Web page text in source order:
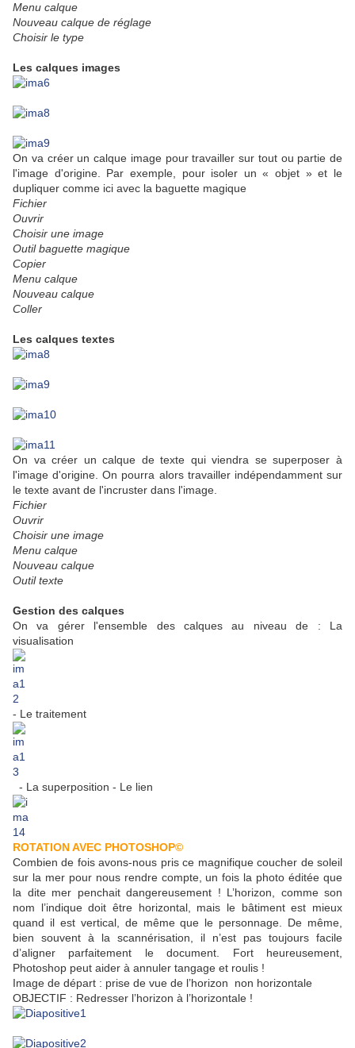
Menu calque
Nouveau calque de réglage
Choisir le type
Les calques images
On va créer un calque image pour travailler sur tout ou partie de
l'image d'origine. Par exemple, pour isoler un « objet » et le
dupliquer comme ici avec la baguette magique
Fichier
Ouvrir
Choisir une image
Outil baguette magique
Copier
Menu calque
Nouveau calque
Coller
Les calques textes
On va créer un calque de texte qui viendra se superposer à
l'image d'origine. On pourra alors travailler indépendamment sur
le texte avant de l'incruster dans l'image.
Fichier
Ouvrir
Choisir une image
Menu calque
Nouveau calque
Outil texte
Gestion des calques
On va gérer l'ensemble des calques au niveau de : La
visualisation
- Le traitement
- La superposition - Le lien
ROTATION AVEC PHOTOSHOP©
Combien de fois avons-nous pris ce magnifique coucher de soleil
sur la mer pour nous rendre compte, un fois la photo éditée que
la dite mer penchait dangereusement ! L’horizon, comme son
nom l’indique doit être horizontal, mais le bâtiment est mieux
quand il est vertical, de même que le personnage. De même,
bien souvent à la scannérisation, il n’est pas toujours facile
d’aligner parfaitement le document. Fort heureusement,
Photoshop peut aider à annuler tangage et roulis !
Image de départ : prise de vue de l’horizon non horizontale
OBJECTIF : Redresser l’horizon à l’horizontale !